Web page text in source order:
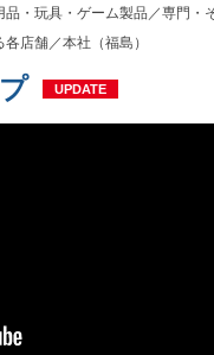
品・玩具・ゲーム製品／専門・
店舗／本社（福島）
UPDATE